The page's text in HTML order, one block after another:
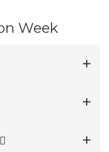
Week